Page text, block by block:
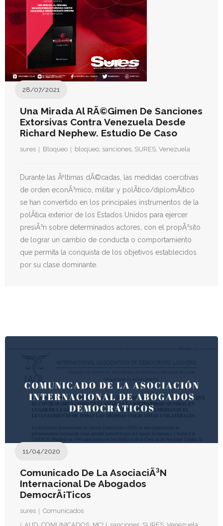
- Derechos Humanos, DiÃ¡logo y Paz
- Derechos Humanos en contextos de Violencia con
Fines PolÃ­ticos
- Derechos humanos y medidas coercitivas unilaterales
- Inusual & Extraordinaria
- BoletÃ­n Ida y vuelta
Noticias
Formación
Contacto
Documentación
Donativos
Una Mirada Al RÃ©gimen De Sanciones
Extorsivas Contra Venezuela Desde
Richard Nephew. Estudio De Caso
28/07/2021
sures Bloqueo bloqueo, sanciones, SURES, Venezuela
Durante las Ãºltimas dÃ©cadas, las medidas coercitivas
de orden econÃ³mico, militar y polÃ­tico/diplomÃ¡tico
se han convertido en los principales instrumentos de la
polÃ­tica exterior de los Estados Unidos para ejercer
presiÃ³n sobre determinados actores, con el propÃ³sito
de lograr un cambio de conducta o comportamiento
que permita la conquista de los objetivos establecidos
por su clase dominante.
Comunicado De La AsociaciÃ³n
Internacional De Abogados
DemocrÃ¡ticos
11/04/2020
sures
Comunicados